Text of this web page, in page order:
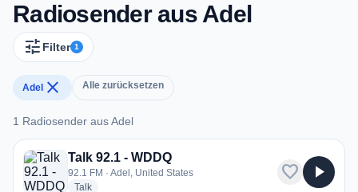
Radiosender aus Adel
tune Filter 1
Adel close Alle zurücksetzen
1 Radiosender aus Adel
1 Radiosender aus Adel
Talk 92.1 - WDDQ
92.1 FM · Adel, United States
Talkradio stations
favorite play_arrow